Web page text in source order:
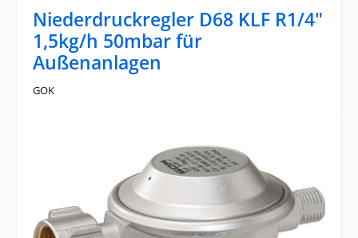
Niederdruckregler D68 KLF R1/4"
1,5kg/h 50mbar für
Außenanlagen
GOK